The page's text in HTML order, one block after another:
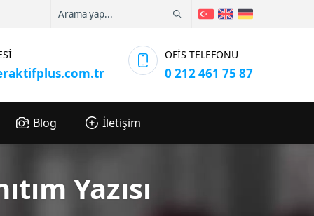
OFİS TELEFONU
0 212 461 75 87
Blog İletişim
Yazısı